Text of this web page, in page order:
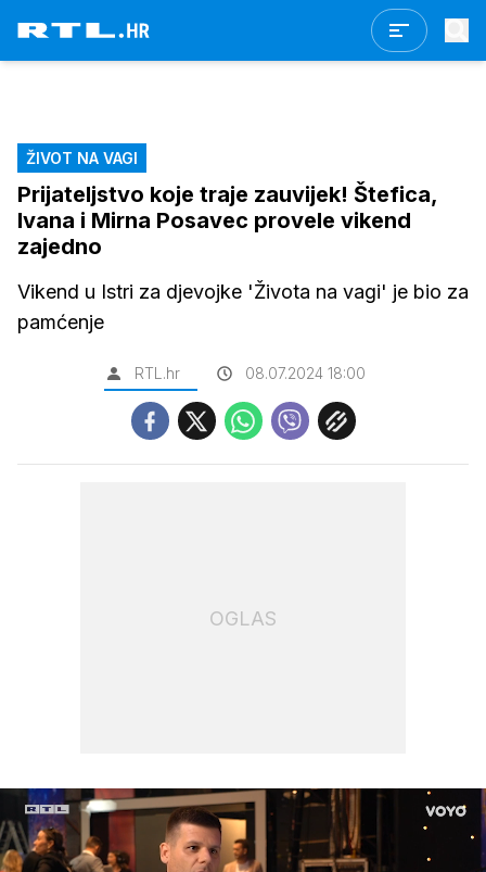
ŽIVOT NA VAGI
Prijateljstvo koje traje zauvijek! Štefica,
Ivana i Mirna Posavec provele vikend
zajedno
Vikend u Istri za djevojke 'Života na vagi' je bio za
pamćenje
RTL.hr 08.07.2024 18:00
OGLAS